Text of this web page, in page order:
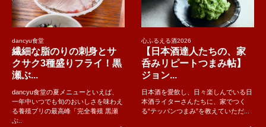
dancyu食堂
繊細な脂のりの刺身とサ
クサク3種盛りフライ！黒
瀬ぶ...
dancyu食堂の夏メニューといえば、
一年中いつでも旬のおいしさを味わえ
る養殖ブリの最高峰「完全養殖 黒瀬
ぶ..
心ふるえる酒2026
【日本酒達人たちの、家
呑みリピートつまみ帖】
ジョン...
日本酒を愛飲し、日々楽しんでいる日
本酒ライターさんたちに、家でつく
る“テッパンつまみ”を教えていただ...